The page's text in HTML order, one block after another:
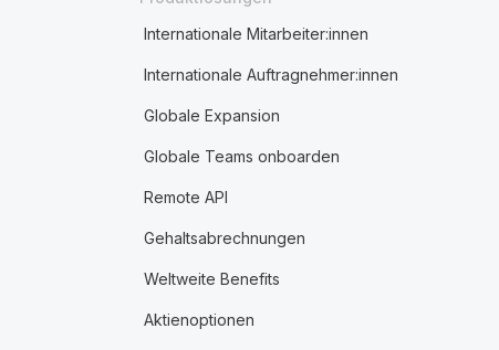
Internationale Mitarbeiter:innen
Internationale Auftragnehmer:innen
Globale Expansion
Globale Teams onboarden
Remote API
Gehaltsabrechnungen
Weltweite Benefits
Aktienoptionen